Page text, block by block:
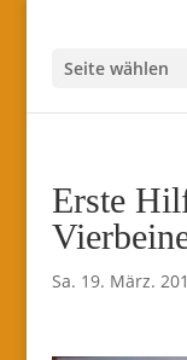
Seite wählen
Erste
Sa. 19. März.